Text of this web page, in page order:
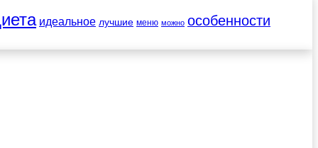
идеальное лучшие меню можно особенности